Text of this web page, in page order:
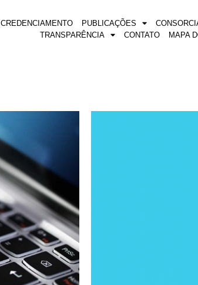
CREDENCIAMENTO PUBLICAÇÕES
TRANSPARÊNCIA
CONTATO MAPA